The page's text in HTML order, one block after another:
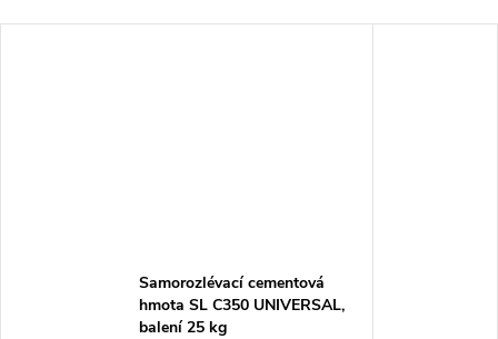
Samorozlévací cementová
hmota SL C350 UNIVERSAL,
balení 25 kg